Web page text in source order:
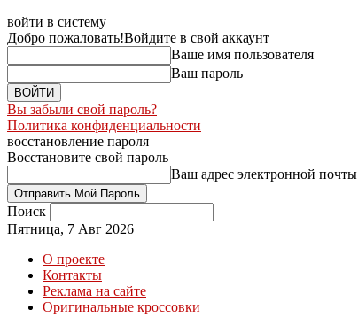
войти в систему
Добро пожаловать!Войдите в свой аккаунт
Ваше имя пользователя
Ваш пароль
Вы забыли свой пароль?
Политика конфиденциальности
восстановление пароля
Восстановите свой пароль
Ваш адрес электронной почты
Поиск
Пятница, 7 Авг 2026
О проекте
Контакты
Реклама на сайте
Оригинальные кроссовки